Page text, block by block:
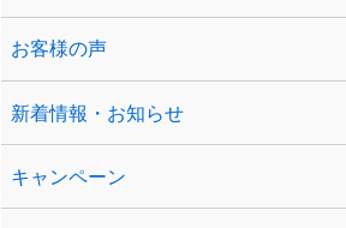
お客様の声
新着情報・お知らせ
キャンペーン